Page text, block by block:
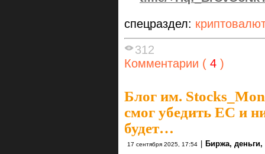
спецраздел:
312
Комментарии ( 4 )
Блог им.
смог убедить ЕС и
будет…
17 сентября 2025, 17:54 Биржа,